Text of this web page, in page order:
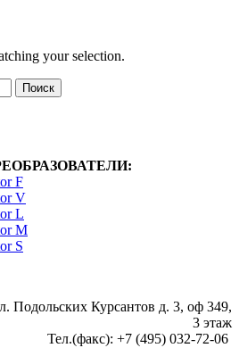
your selection.
Поиск
F
V
L
M
S
Подольских Курсантов д. 3, оф 349,
3 этаж
Тел.(факс): +7 (495) 032-72-06